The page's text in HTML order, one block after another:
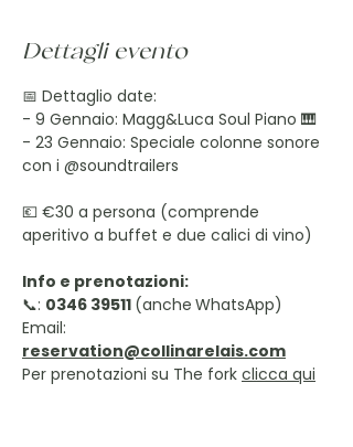
Dettagli evento
📅 Dettaglio date:
- 9 Gennaio: Magg&Luca Soul Piano 🎹
- 23 Gennaio: Speciale colonne sonore
con i @soundtrailers
💶 €30 a persona (comprende
aperitivo a buffet e due calici di vino)
Info e prenotazioni:
📞: 0346 39511 (anche WhatsApp)
Email:
reservation@collinarelais.com
Per prenotazioni su The fork clicca qui